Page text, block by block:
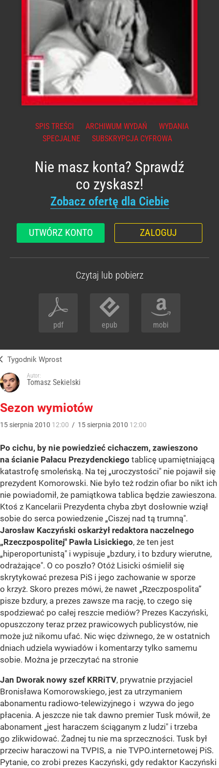
SPIS TREŚCI ARCHIWUM WYDAŃ
WYDANIA
SPECJALNE
SUBSKRYPCJA CYFROWA
Nie masz konta? Sprawdź
co zyskasz!
Zobacz ofertę dla Ciebie
UTWÓRZ KONTO ZALOGUJ
Czytaj lub pobierz
pdf epub mobi
Tygodnik Wprost
Autor:
Tomasz Sekielski
Sezon wymiotów
15 sierpnia 2010 12:00 / 15 sierpnia 2010 12:00
Po cichu, by nie powiedzieć cichaczem, zawieszono
na ścianie Pałacu Prezydenckiego tablicę upamiętniającą
katastrofę smoleńską. Na tej „uroczystości" nie pojawił się
prezydent Komorowski. Nie było też rodzin ofiar bo nikt ich
nie powiadomił, że pamiątkowa tablica będzie zawieszona.
Ktoś z Kancelarii Prezydenta chyba zbyt dosłownie wziął
sobie do serca powiedzenie „Ciszej nad tą trumną".
Jarosław Kaczyński oskarżył redaktora naczelnego
„Rzeczpospolitej" Pawła Lisickiego, że ten jest
„hiperoportunistą" i wypisuje „bzdury, i to bzdury wierutne,
odrażające". O co poszło? Otóż Lisicki ośmielił się
skrytykować prezesa PiS i jego zachowanie w sporze
o krzyż. Skoro prezes mówi, że nawet „Rzeczpospolita”
pisze bzdury, a prezes zawsze ma rację, to czego się
spodziewać po całej reszcie mediów? Prezes Kaczyński,
opuszczony teraz przez prawicowych publicystów, nie
może już nikomu ufać. Nic więc dziwnego, że w ostatnich
dniach udziela wywiadów i komentarzy tylko samemu
sobie. Można je przeczytać na stronie
Jan Dworak nowy szef KRRiTV, prywatnie przyjaciel
Bronisława Komorowskiego, jest za utrzymaniem
abonamentu radiowo-telewizyjnego i wzywa do jego
płacenia. A jeszcze nie tak dawno premier Tusk mówił, że
abonament „jest haraczem ściąganym z ludzi" i trzeba
go zlikwidować. Żadnej tu nie ma sprzeczności. Tusk był
przeciw haraczowi na TVPIS, a nie TVPO.internetowej PiS.
Pytanie, co zrobi prezes Kaczyński, gdy redaktor Kaczyński